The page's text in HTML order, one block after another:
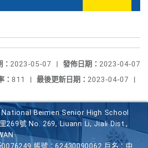
發佈日期： 2023-04-07
2023-05-07
|
最後更新日期： 2023-04-07 |
： 811 |
National Beimen Senior High School
269號 No. 269, Liuann Li, Jiali Dist.,
0076249 帳號：62430090062 戶名：中